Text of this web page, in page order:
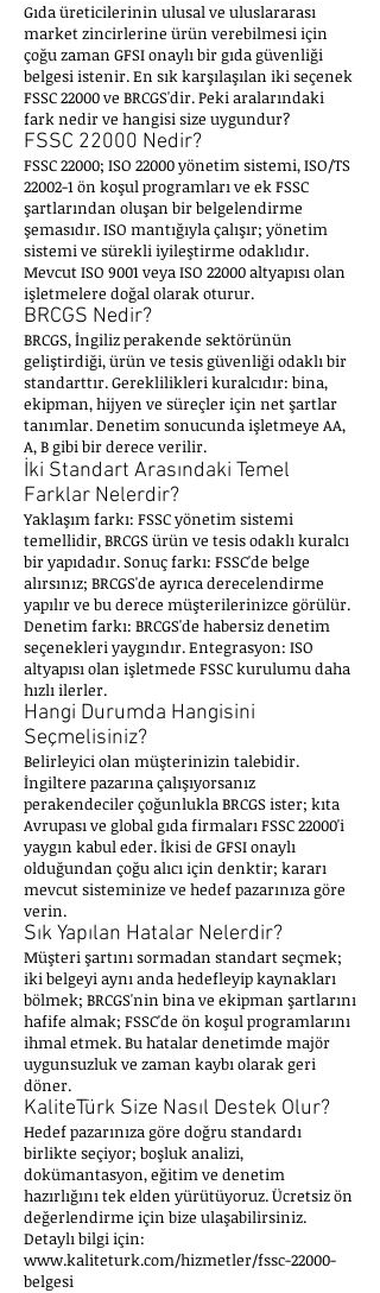
Gıda üreticilerinin ulusal ve uluslararası
market zincirlerine ürün verebilmesi için
çoğu zaman GFSI onaylı bir gıda güvenliği
belgesi istenir. En sık karşılaşılan iki seçenek
FSSC 22000 ve BRCGS'dir. Peki aralarındaki
fark nedir ve hangisi size uygundur?
FSSC 22000 Nedir?
FSSC 22000; ISO 22000 yönetim sistemi, ISO/TS
22002-1 ön koşul programları ve ek FSSC
şartlarından oluşan bir belgelendirme
şemasıdır. ISO mantığıyla çalışır; yönetim
sistemi ve sürekli iyileştirme odaklıdır.
Mevcut ISO 9001 veya ISO 22000 altyapısı olan
işletmelere doğal olarak oturur.
BRCGS Nedir?
BRCGS, İngiliz perakende sektörünün
geliştirdiği, ürün ve tesis güvenliği odaklı bir
standarttır. Gereklilikleri kuralcıdır: bina,
ekipman, hijyen ve süreçler için net şartlar
tanımlar. Denetim sonucunda işletmeye AA,
A, B gibi bir derece verilir.
İki Standart Arasındaki Temel
Farklar Nelerdir?
Yaklaşım farkı: FSSC yönetim sistemi
temellidir, BRCGS ürün ve tesis odaklı kuralcı
bir yapıdadır. Sonuç farkı: FSSC'de belge
alırsınız; BRCGS'de ayrıca derecelendirme
yapılır ve bu derece müşterilerinizce görülür.
Denetim farkı: BRCGS'de habersiz denetim
seçenekleri yaygındır. Entegrasyon: ISO
altyapısı olan işletmede FSSC kurulumu daha
hızlı ilerler.
Hangi Durumda Hangisini
Seçmelisiniz?
Belirleyici olan müşterinizin talebidir.
İngiltere pazarına çalışıyorsanız
perakendeciler çoğunlukla BRCGS ister; kıta
Avrupası ve global gıda firmaları FSSC 22000'i
yaygın kabul eder. İkisi de GFSI onaylı
olduğundan çoğu alıcı için denktir; kararı
mevcut sisteminize ve hedef pazarınıza göre
verin.
Sık Yapılan Hatalar Nelerdir?
Müşteri şartını sormadan standart seçmek;
iki belgeyi aynı anda hedefleyip kaynakları
bölmek; BRCGS'nin bina ve ekipman şartlarını
hafife almak; FSSC'de ön koşul programlarını
ihmal etmek. Bu hatalar denetimde majör
uygunsuzluk ve zaman kaybı olarak geri
döner.
KaliteTürk Size Nasıl Destek Olur?
Hedef pazarınıza göre doğru standardı
birlikte seçiyor; boşluk analizi,
dokümantasyon, eğitim ve denetim
hazırlığını tek elden yürütüyoruz. Ücretsiz ön
değerlendirme için bize ulaşabilirsiniz.
Detaylı bilgi için:
www.kaliteturk.com/hizmetler/fssc-22000-
belgesi